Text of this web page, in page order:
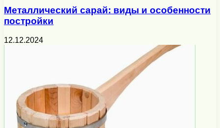
Металлический сарай: виды и особенности
постройки
12.12.2024